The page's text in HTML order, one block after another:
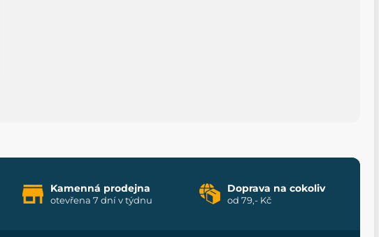
Kamenná prodejna
otevřena 7 dní v týdnu
Doprava na cokoliv
od 79,- Kč